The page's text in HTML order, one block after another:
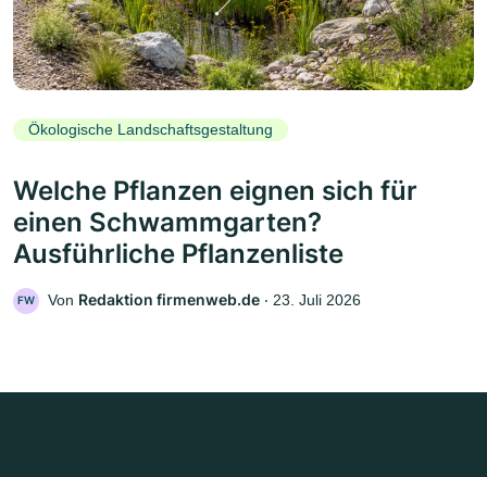
Ökologische Landschaftsgestaltung
Welche Pflanzen eignen sich für
einen Schwammgarten?
Ausführliche Pflanzenliste
FW Von Redaktion firmenweb.de ‧ 23. Juli 2026